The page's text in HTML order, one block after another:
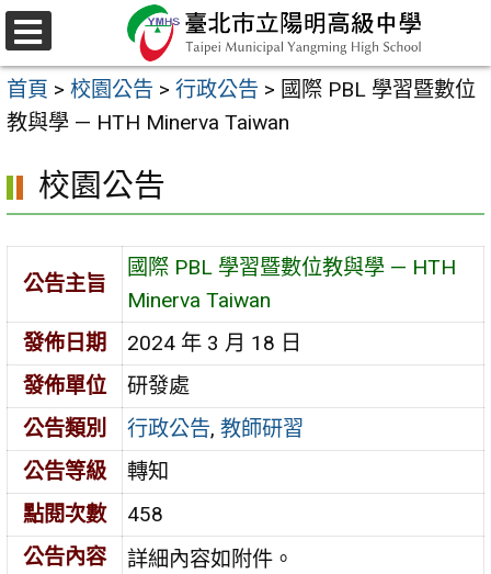
跳
至
主
要
容
區
選
單
首頁 > 校園公告 > 行政公告 > 國際 PBL 學習暨數位
教與學 — HTH Minerva Taiwan
校園公告
公告主旨
國際 PBL 學習暨數位教與學 — HTH
Minerva Taiwan
發佈日期
2024 年 3 月 18 日
發佈單位
研發處
公告類別
行政公告,教師研習
公告等級
轉知
點閱次數
458
公告內容
詳細內容如附件。